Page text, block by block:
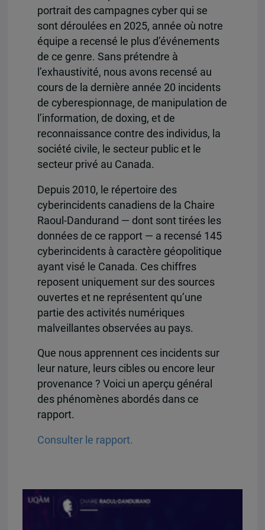
portrait des campagnes cyber qui se
sont déroulées en 2025, année où notre
équipe a recensé le plus d’événements
de ce genre. Sans prétendre à
l’exhaustivité, nous avons recensé au
cours de la dernière année 20 incidents
de cyberespionnage, de manipulation de
l’information, de doxing, et de
reconnaissance contre des individus, la
société civile, le secteur public et le
secteur privé au Canada.
Depuis 2010, le répertoire des
cyberincidents canadiens de la Chaire
Raoul-Dandurand — dont sont tirées les
données de ce rapport — a recensé 145
cyberincidents à caractère géopolitique
ayant visé le Canada. Ces chiffres
reposent uniquement sur des sources
ouvertes et ne représentent qu’une
partie des activités numériques
malveillantes observées au pays.
Que nous apprennent ces incidents sur
leur nature, leurs cibles ou encore leur
provenance ? Voici un aperçu général
des phénomènes abordés dans ce
rapport.
Consulter le rapport.